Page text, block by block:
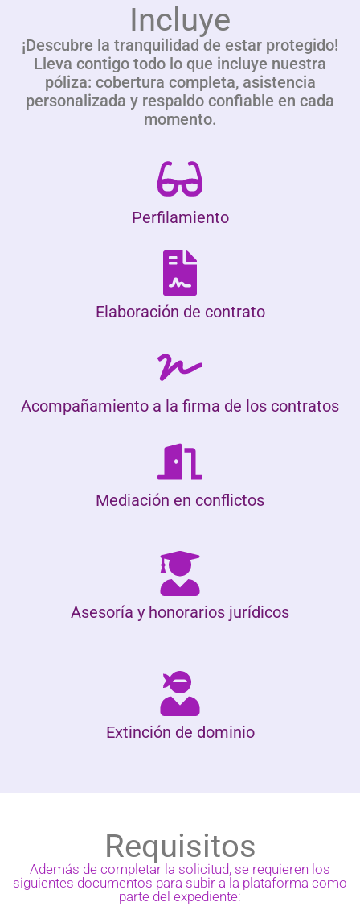
Incluye
¡Descubre la tranquilidad de estar protegido!
Lleva contigo todo lo que incluye nuestra
póliza: cobertura completa, asistencia
personalizada y respaldo confiable en cada
momento.
Perfilamiento
Elaboración de contrato
Acompañamiento a la firma de los contratos
Mediación en conflictos
Asesoría y honorarios jurídicos
Extinción de dominio
Requisitos
Además de completar la solicitud, se requieren los
siguientes documentos para subir a la plataforma como
parte del expediente: